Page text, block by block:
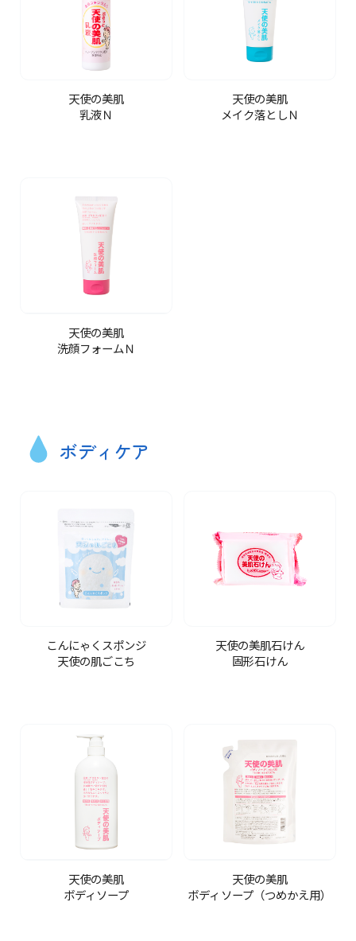
天使の美肌
乳液Ｎ
天使の美肌
メイク落としＮ
天使の美肌
洗顔フォームＮ
ボディケア
こんにゃくスポンジ
天使の肌ごこち
天使の美肌石けん
固形石けん
天使の美肌
ボディソープ
天使の美肌
ボディソープ（つめかえ用）